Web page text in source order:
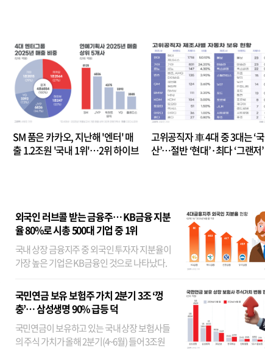
SM 품은 카카오, 지난해 '엔터' 매
출 1.2조원 '국내 1위'…2위 하이브
고위공직자 車 4대 중 3대는 ‘국
산’…절반 ‘현대’·최다 ‘그랜저’
외국인 러브콜 받는 금융주… KB금융 지분
율 80%로 시총 500대 기업 중 1위
국내 상장 금융지주 중 외국인 투자자 지분율이
가장 높은 기업은 KB금융인 것으로 나타났다.
융이었다. 특히 KB금융은 지난달 말 기준 해외
기관투자자 지분율이...
국민연금 보유 보험주 가치 2분기 3조 ‘껑
충’… 삼성생명 90% 급등 덕
국민연금이 보유하고 있는 국내 상장 보험사들
의 주식 가치가 올해 2분기(4~6월) 들어 3조원